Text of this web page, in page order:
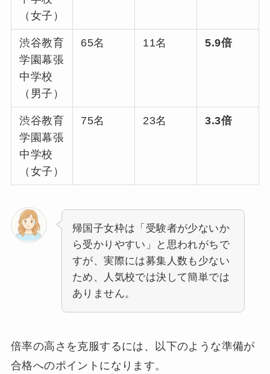
（女子）
渋谷教育
学園幕張
中学校
（男子）
65名 11名 5.9倍
渋谷教育
学園幕張
中学校
（女子）
75名 23名 3.3倍
帰国子女枠は「受験者が少ないか
ら受かりやすい」と思われがちで
すが、実際には募集人数も少ない
ため、人気校では決して簡単では
ありません。
倍率の高さを克服するには、以下のような準備が
合格へのポイントになります。